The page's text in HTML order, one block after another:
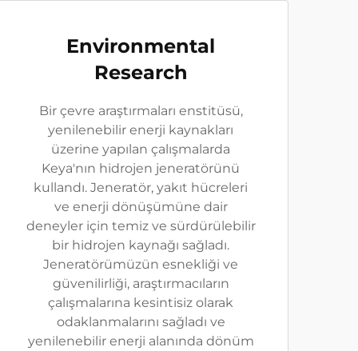
Environmental
Research
Bir çevre araştırmaları enstitüsü,
yenilenebilir enerji kaynakları
üzerine yapılan çalışmalarda
Keya'nın hidrojen jeneratörünü
kullandı. Jeneratör, yakıt hücreleri
ve enerji dönüşümüne dair
deneyler için temiz ve sürdürülebilir
bir hidrojen kaynağı sağladı.
Jeneratörümüzün esnekliği ve
güvenilirliği, araştırmacıların
çalışmalarına kesintisiz olarak
odaklanmalarını sağladı ve
yenilenebilir enerji alanında dönüm